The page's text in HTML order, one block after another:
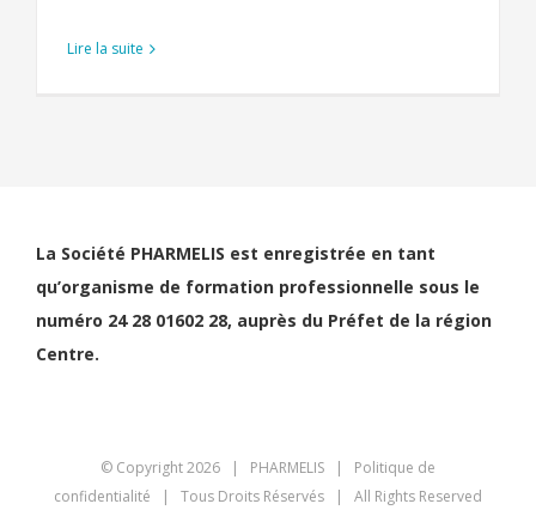
Lire la suite
La Société PHARMELIS est enregistrée en tant
qu’organisme de formation professionnelle sous le
numéro 24 28 01602 28, auprès du Préfet de la région
Centre.
© Copyright2026 | PHARMELIS | Politique de
confidentialité | Tous Droits Réservés | All Rights Reserved